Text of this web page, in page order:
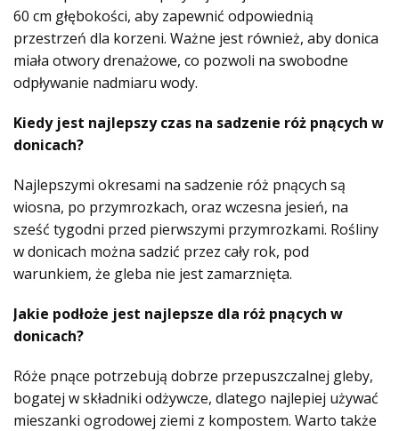
60 cm głębokości, aby zapewnić odpowiednią
przestrzeń dla korzeni. Ważne jest również, aby donica
miała otwory drenażowe, co pozwoli na swobodne
odpływanie nadmiaru wody.
Kiedy jest najlepszy czas na sadzenie róż pnących w
donicach?
Najlepszymi okresami na sadzenie róż pnących są
wiosna, po przymrozkach, oraz wczesna jesień, na
sześć tygodni przed pierwszymi przymrozkami. Rośliny
w donicach można sadzić przez cały rok, pod
warunkiem, że gleba nie jest zamarznięta.
Jakie podłoże jest najlepsze dla róż pnących w
donicach?
Róże pnące potrzebują dobrze przepuszczalnej gleby,
bogatej w składniki odżywcze, dlatego najlepiej używać
mieszanki ogrodowej ziemi z kompostem. Warto także